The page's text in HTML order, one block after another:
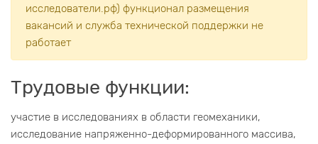
исследователи.рф) функционал размещения
вакансий и служба технической поддержки не
работает
Трудовые функции:
участие в исследованиях в области геомеханики,
исследование напряженно-деформированного массива,